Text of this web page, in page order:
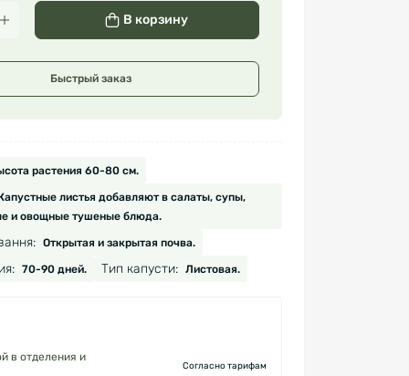
В корзину
Быстрый заказ
растения 60-80 см.
листья добавляют в салаты, супы,
и овощные тушеные блюда.
Открытая и закрытая почва.
70-90 дней. Тип капусти: Листовая.
в отделения и
Согласно тарифам